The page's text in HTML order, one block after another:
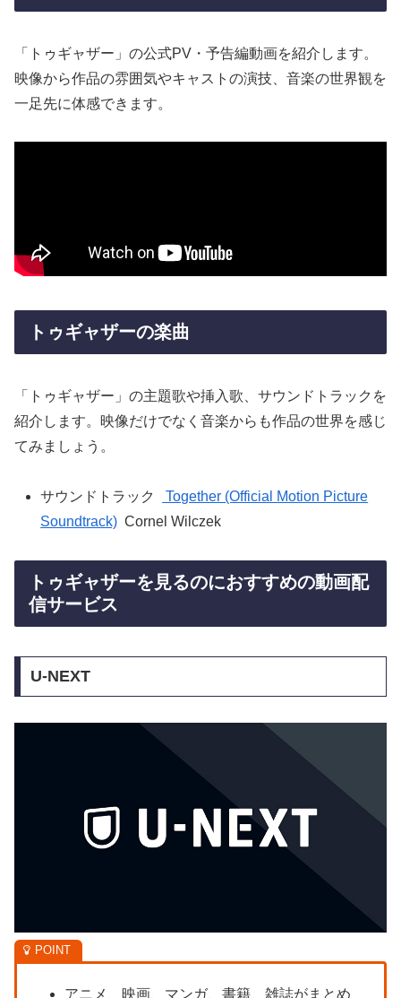
「トゥギャザー」の公式PV・予告編動画を紹介します。
映像から作品の雰囲気やキャストの演技、音楽の世界観を
一足先に体感できます。
トゥギャザーの楽曲
「トゥギャザー」の主題歌や挿入歌、サウンドトラックを
紹介します。映像だけでなく音楽からも作品の世界を感じ
てみましょう。
サウンドトラック
Together (Official Motion Picture
Soundtrack) Cornel Wilczek
トゥギャザーを見るのにおすすめの動画配
信サービス
U-NEXT
アニメ、映画、マンガ、書籍、雑誌がまとめ